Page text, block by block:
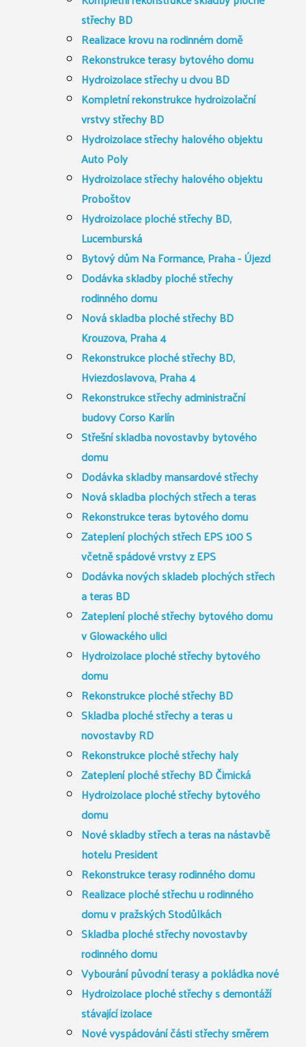
střechy BD
Realizace krovu na rodinném domě
Rekonstrukce terasy bytového domu
Hydroizolace střechy u dvou BD
Kompletní rekonstrukce hydroizolační
vrstvy střechy BD
Hydroizolace střechy halového objektu
Auto Poly
Hydroizolace střechy halového objektu
Proboštov
Hydroizolace ploché střechy BD,
Lucemburská
Bytový dům Na Formance, Praha - Újezd
Dodávka skladby ploché střechy
rodinného domu
Nová skladba ploché střechy BD
Krouzova, Praha 4
Rekonstrukce ploché střechy BD,
Hviezdoslavova, Praha 4
Rekonstrukce střechy administrační
budovy Corso Karlín
Střešní skladba novostavby bytového
domu
Dodávka skladby mansardové střechy
Nová skladba plochých střech a teras
Rekonstrukce teras bytového domu
Zateplení plochých střech EPS 100 S
včetně spádové vrstvy z EPS
Dodávka nových skladeb plochých střech
a teras BD
Zateplení ploché střechy bytového domu
v Glowackého ulici
Hydroizolace ploché střechy bytového
domu
Rekonstrukce ploché střechy BD
Skladba ploché střechy a teras u
novostavby RD
Rekonstrukce ploché střechy haly
Zateplení ploché střechy BD Čimická
Hydroizolace ploché střechy bytového
domu
Nové skladby střech a teras na nástavbě
hotelu President
Rekonstrukce terasy rodinného domu
Realizace ploché střechu u rodinného
domu v pražských Stodůlkách
Skladba ploché střechy novostavby
rodinného domu
Vybourání původní terasy a pokládka nové
Hydroizolace ploché střechy s demontáží
stávající izolace
Nové vyspádování části střechy směrem